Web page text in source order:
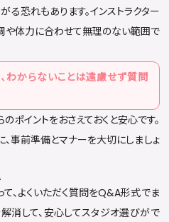
る恐れもあります。インストラクター
や体力に合わせて無理のない範囲で
わからないことは遠慮せず質問
ポイントをおさえておくと安心です。
事前準備とマナーを大切にしましょ
、よくいただく質問をQ&A形式でま
消して、安心してスタジオ選びがで